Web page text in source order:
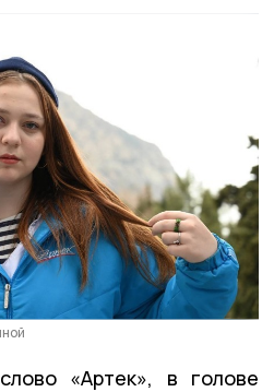
«Артек», в голове